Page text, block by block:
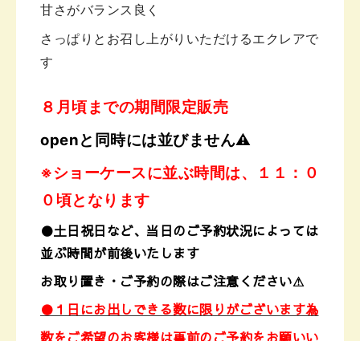
甘さがバランス良く
さっぱりと お召し上がりいただけるエクレアで
す
８月頃までの期間限定販売
openと同時には並びません⚠
※ショーケースに並ぶ時間は、１１：０
０頃となります
●土日祝日など、当日のご予約状況によっては
並ぶ時間が前後いたします
お取り置き・ご予約の際はご注意ください⚠
●１日にお出しできる数に限りがございます為
数をご希望のお客様は事前のご予約をお願いい